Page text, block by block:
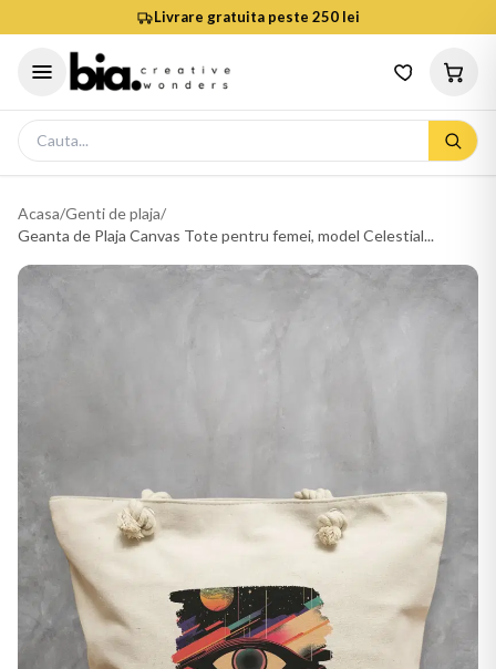
Livrare gratuita peste 250 lei
Acasa/Genti de plaja/
Geanta de Plaja Canvas Tote pentru femei, model Celestial...